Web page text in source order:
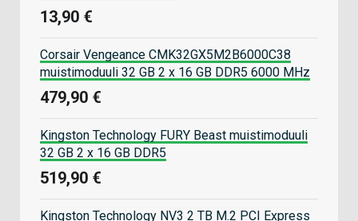
13,90 €
Corsair Vengeance CMK32GX5M2B6000C38
muistimoduuli 32 GB 2 x 16 GB DDR5 6000 MHz
479,90 €
Kingston Technology FURY Beast muistimoduuli
32 GB 2 x 16 GB DDR5
519,90 €
Kingston Technology NV3 2 TB M.2 PCI Express